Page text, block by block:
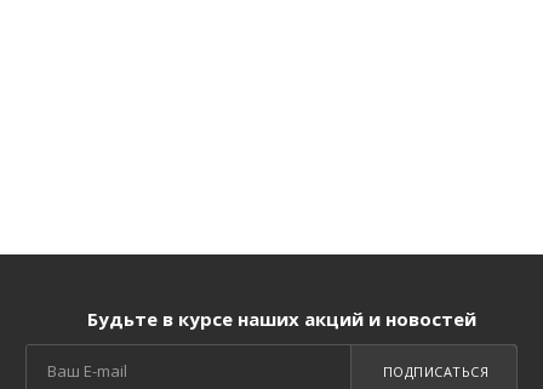
Будьте в курсе наших акций и новостей
ПОДПИСАТЬСЯ